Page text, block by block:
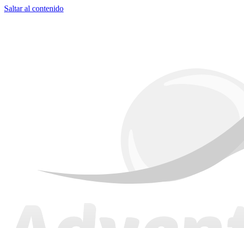
Saltar al contenido